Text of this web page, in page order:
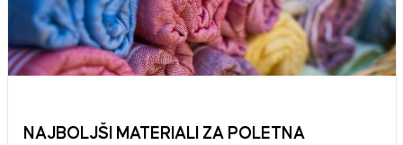
NAJBOLJŠI MATERIALI ZA POLETNA